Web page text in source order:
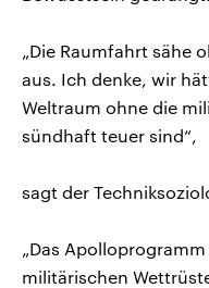
„Die Raumfahrt sähe
aus. Ich denke, wir
Weltraum ohne die
sündhaft teuer sind“,
sagt der
„Das
militärischen